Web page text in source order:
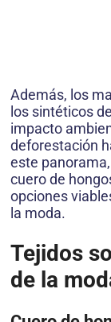
Además, los
los sintéticos
impacto
deforestación
este
cuero de
opciones
la moda.
Tejidos
de la